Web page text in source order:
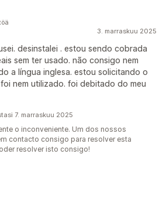
3. marraskuu 2025
desinstalei . estou sendo cobrada
sem ter usado. não consigo nem
a língua inglesa. estou solicitando o
nem utilizado. foi debitado do meu
7. marraskuu 2025
o inconveniente. Um dos nossos
contacto consigo para resolver esta
resolver isto consigo!